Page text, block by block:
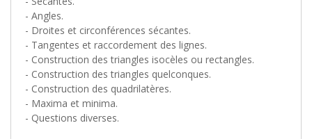
- Angles.
- Droites et circonférences sécantes.
- Tangentes et raccordement des lignes.
- Construction des triangles isocèles ou rectangles.
- Construction des triangles quelconques.
- Construction des quadrilatères.
- Maxima et minima.
- Questions diverses.